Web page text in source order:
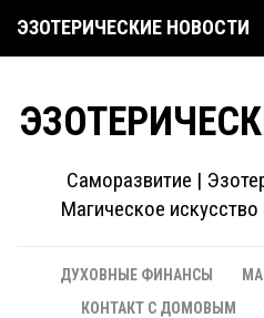
ЭЗОТЕРИЧЕСКИЕ НОВОСТИ
Саморазвитие |
Магическое
ДУХОВНЫЕ ФИНАНСЫ
КОНТАКТ С ДОМОВЫМ